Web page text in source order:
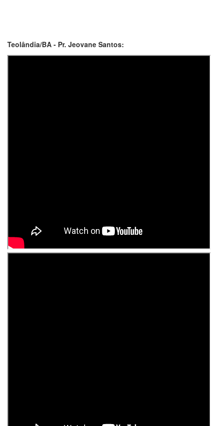
Teolândia/BA - Pr. Jeovane Santos: